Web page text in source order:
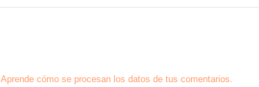
Aprende cómo se procesan los datos de tus comentarios.